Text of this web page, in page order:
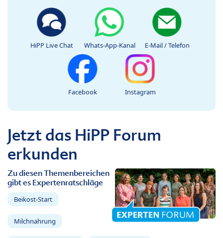
HiPP Live Chat Whats-App-Kanal E-Mail / Telefon
Facebook Instagram
Jetzt das HiPP Forum
erkunden
Zu diesen Themenbereichen
gibt es Expertenratschläge
Beikost-Start
Milchnahrung